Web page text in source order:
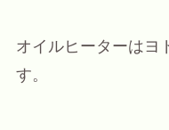
オイルヒーターはヨ
す。